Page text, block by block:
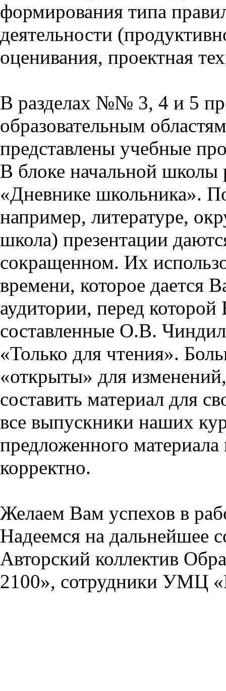
формирования типа
деятельности
оценивания, проектная
В разделах №№ 3, 4 и 5
образовательным
представлены учебные
В блоке начальной школы
«Дневнике школьника».
например, литературе,
школа) презентации
сокращенном. Их
времени, которое дается
аудитории, перед
составленные О.В.
«Только для чтения».
«открыты» для
составить материал для
все выпускники наших
предложенного
корректно.
Желаем Вам успехов в
Надеемся на дальнейшее
Авторский коллектив
2100», сотрудники УМЦ